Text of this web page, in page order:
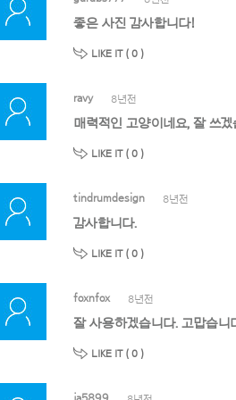
좋은 사진 감사합니다!
LIKE IT ( 0 )
ravy 8년전
매력적인 고양이네요, 잘 쓰겠
LIKE IT ( 0 )
tindrumdesign 8년전
감사합니다.
LIKE IT ( 0 )
foxnfox 8년전
잘 사용하겠습니다. 고맙습니
LIKE IT ( 0 )
ja5899